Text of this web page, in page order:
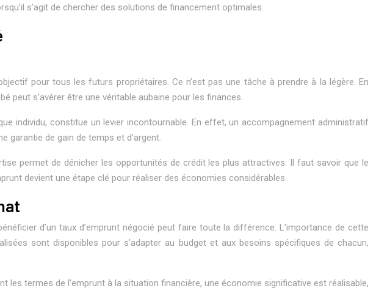
s’agit de chercher des solutions de financement optimales.
pour tous les futurs propriétaires. Ce n’est pas une tâche à prendre à la légère. En
peut s’avérer être une véritable aubaine pour les finances.
individu, constitue un levier incontournable. En effet, un accompagnement administratif
garantie de gain de temps et d’argent.
permet de dénicher les opportunités de crédit les plus attractives. Il faut savoir que le
devient une étape clé pour réaliser des économies considérables.
d’un taux d’emprunt négocié peut faire toute la différence. L’importance de cette
sont disponibles pour s’adapter au budget et aux besoins spécifiques de chacun,
termes de l’emprunt à la situation financière, une économie significative est réalisable,